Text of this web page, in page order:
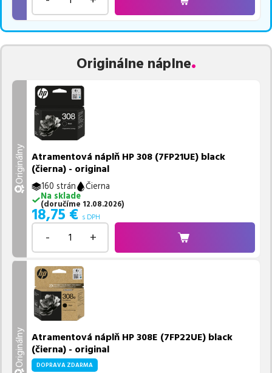
Originálne náplne
Originálny Atramentová náplň HP 308 (7FP21UE) black
(čierna) - original
160 strán
Čierna
Na sklade
(doručíme 12.08.2026)
18,75 € s DPH
- +
Originálny Atramentová náplň HP 308E (7FP22UE) black
(čierna) - original
DOPRAVA ZDARMA